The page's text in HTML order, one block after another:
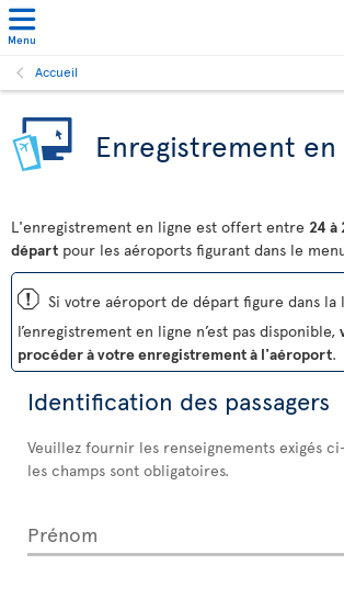
Menu
Accueil
Enregistrement en
L'enregistrement en ligne est offert entre 24 à
départ pour les aéroports figurant dans le
ü Si votre aéroport de départ figure dans la
l’enregistrement en ligne n’est pas disponible,
procéder à votre enregistrement à l'aéroport.
Identification des passagers
Veuillez fournir les renseignements exigés
les champs sont obligatoires.
Prénom